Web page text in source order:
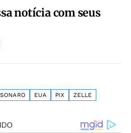
notícia com seus
EUA PIX ZELLE